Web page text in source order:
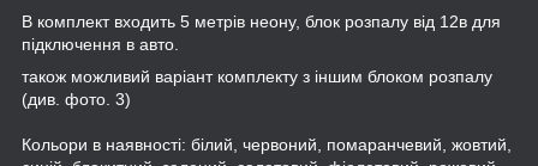
В комплект входить 5 метрів неону, блок розпалу від 12в для
підключення в авто.
також можливий варіант комплекту з іншим блоком розпалу
(див. фото. 3)
Кольори в наявності: білий, червоний, помаранчевий, жовтий,